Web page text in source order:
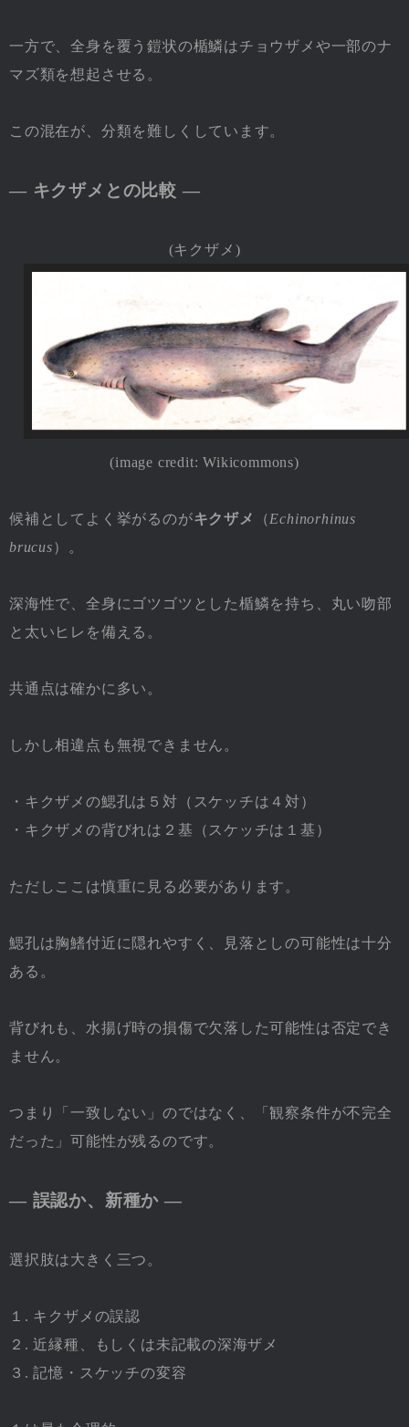
一方で、全身を覆う鎧状の楯鱗はチョウザメや一部のナ
マズ類を想起させる。
この混在が、分類を難しくしています。
― キクザメとの比較 ―
(キクザメ)
(image credit: Wikicommons)
候補としてよく挙がるのがキクザメ （Echinorhinus
brucus）。
深海性で、全身にゴツゴツとした楯鱗を持ち、丸い吻部
と太いヒレを備える。
共通点は確かに多い。
しかし相違点も無視できません。
・キクザメの鰓孔は５対（スケッチは４対）
・キクザメの背びれは２基（スケッチは１基）
ただしここは慎重に見る必要があります。
鰓孔は胸鰭付近に隠れやすく、見落としの可能性は十分
ある。
背びれも、水揚げ時の損傷で欠落した可能性は否定でき
ません。
つまり「一致しない」のではなく、「観察条件が不完全
だった」可能性が残るのです。
― 誤認か、新種か ―
選択肢は大きく三つ。
１. キクザメの誤認
２. 近縁種、もしくは未記載の深海ザメ
３. 記憶・スケッチの変容